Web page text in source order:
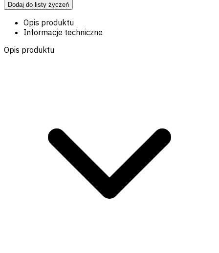
Dodaj do listy życzeń
Opis produktu
Informacje techniczne
Opis produktu